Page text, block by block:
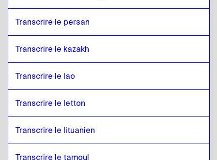
Transcrire le persan
Transcrire le kazakh
Transcrire le lao
Transcrire le letton
Transcrire le lituanien
Transcrire le tamoul